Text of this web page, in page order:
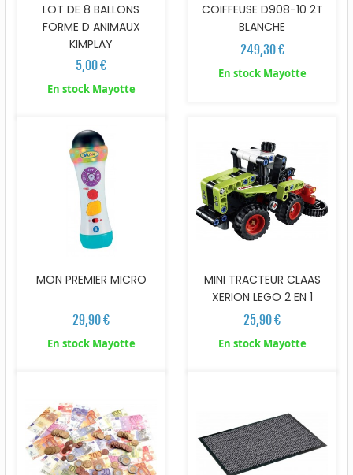
LOT DE 8 BALLONS
FORME D ANIMAUX
KIMPLAY
5,00 €
En stock Mayotte
COIFFEUSE D908-10 2T
BLANCHE
249,30 €
En stock Mayotte
MON PREMIER MICRO
29,90 €
En stock Mayotte
MINI TRACTEUR CLAAS
XERION LEGO 2 EN 1
25,90 €
En stock Mayotte